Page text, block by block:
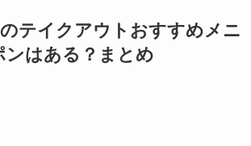
テイクアウトおすすめメニ
ンはある？まとめ